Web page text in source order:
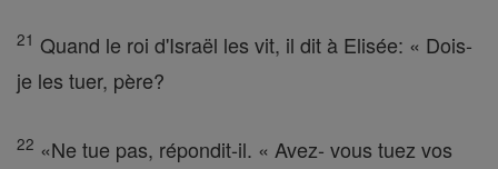
21 Quand le roi d'Israël les vit, il dit à Elisée: « Dois-
je les tuer, père?
22 «Ne tue pas, répondit-il. « Avez- vous tuez vos